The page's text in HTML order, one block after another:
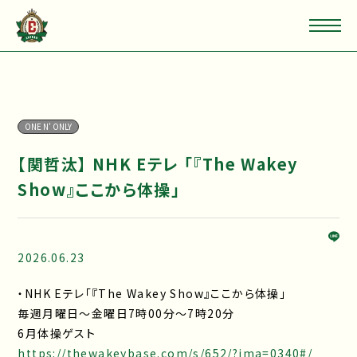
ONE N' ONLY
【関哲汰】 NHK Eテレ 「『The Wakey
Show』ここから体操」
2026.06.23
・NHK Eテレ「『The Wakey Show』ここから体操」
毎週月曜日～金曜日7時00分～7時20分
6月体操ゲスト
https://thewakeybase.com/s/652/?ima=0340#/